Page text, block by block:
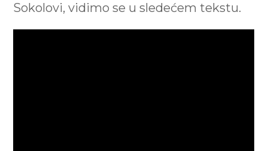
Sokolovi, vidimo se u sledećem tekstu.